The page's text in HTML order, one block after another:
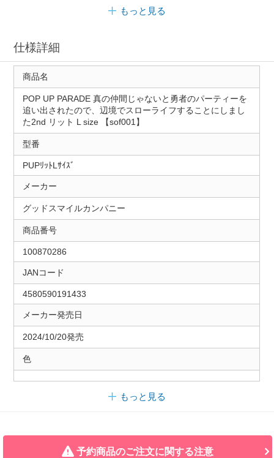
もっと見る
仕様詳細
商品名
POP UP PARADE 真の仲間じゃないと勇者のパーティーを
追い出されたので、辺境でスローライフすることにしまし
た2nd リット L size 【sof001】
型番
PUPﾘｯﾄLｻｲｽﾞ
メーカー
グッドスマイルカンパニー
商品番号
100870286
JANコード
4580590191433
メーカー発売日
2024/10/20発売
色
もっと見る
予約商品のご注文に関する注意